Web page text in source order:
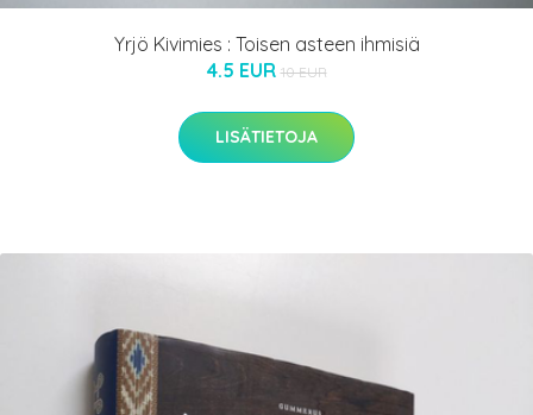
Yrjö Kivimies : Toisen asteen ihmisiä
4.5 EUR 10 EUR
LISÄTIETOJA